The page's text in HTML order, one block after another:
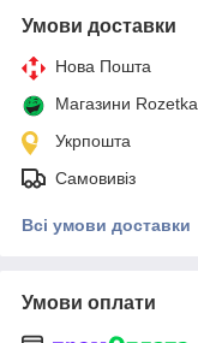
Умови доставки
Нова Пошта
Магазини Rozetka
Укрпошта
Самовивіз
Всі умови доставки
Умови оплати